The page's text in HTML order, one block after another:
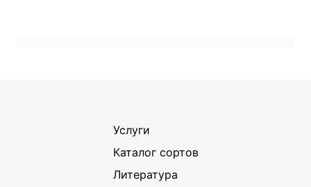
Услуги
Каталог сортов
Литература